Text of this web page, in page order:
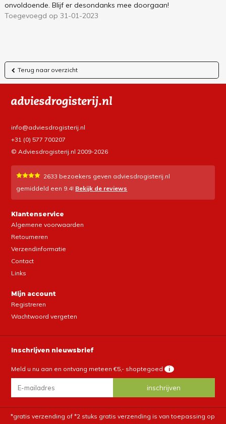
onvoldoende. Blijf er desondanks mee doorgaan!
Toegevoegd op 31-01-2023
Terug naar overzicht
info@adviesdrogisterij.nl
+31 (0) 577 700207
© Adviesdrogisterij.nl 2009-2026
2633 bezoekers geven adviesdrogisterij.nl
gemiddeld een 9.4! Bekijk de reviews
Klantenservice
Algemene voorwaarden
Retourneren
Verzendinformatie
Contact
Links
Mijn account
Registreren
Wachtwoord vergeten
Inschrijven nieuwsbrief
Meld u nu aan en ontvang meteen €5,- shoptegoed i
*gratis verzending of *2 stuks gratis verzending is van toepassing op